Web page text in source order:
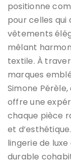
positionne
pour celles qui
vêtements
mêlant
textile. À
marques
Simone
offre une
chaque pièce
et
lingerie de
durable